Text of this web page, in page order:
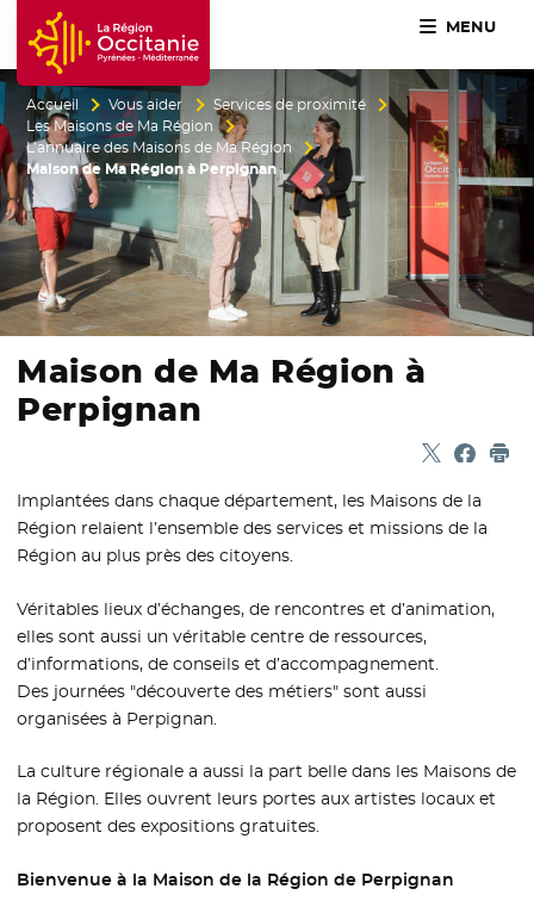
Accueil Région Occitanie / Pyrénées-Méditerranée
MENU
Accueil Vous aider
Services de proximité
Les Maisons de Ma Région
L’annuaire des Maisons de Ma Région
Maison de Ma Région à Perpignan
Maison de Ma Région à
Perpignan
Partager
- Nouvelle
-
Implantées dans chaque département, les Maisons de la
Région relaient l’ensemble des services et missions de la
Région au plus près des citoyens.
Véritables lieux d’échanges, de rencontres et d’animation,
elles sont aussi un véritable centre de ressources,
d’informations, de conseils et d’accompagnement.
Des journées "découverte des métiers" sont aussi
organisées à Perpignan.
La culture régionale a aussi la part belle dans les Maisons de
la Région. Elles ouvrent leurs portes aux artistes locaux et
proposent des expositions gratuites.
Bienvenue à la Maison de la Région de Perpignan